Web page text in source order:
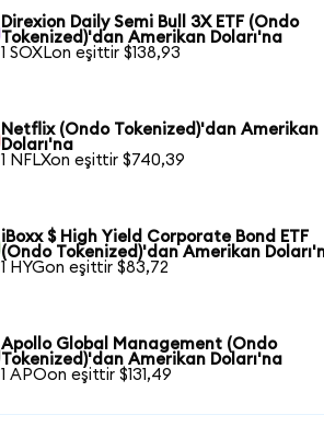
Direxion Daily Semi Bull 3X ETF (Ondo
Tokenized)'dan Amerikan Doları'na
1 SOXLon eşittir $138,93
Netflix (Ondo Tokenized)'dan Amerikan
Doları'na
1 NFLXon eşittir $740,39
iBoxx $ High Yield Corporate Bond ETF
(Ondo Tokenized)'dan Amerikan
1 HYGon eşittir $83,72
Apollo Global Management (Ondo
Tokenized)'dan Amerikan Doları'na
1 APOon eşittir $131,49